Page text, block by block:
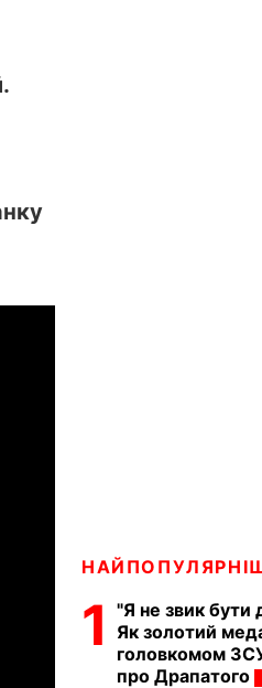
1
"Я не звик
Як золотий
головкомом
про Драпатого